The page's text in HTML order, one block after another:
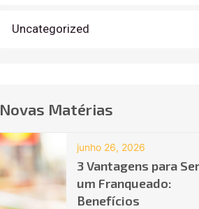
Uncategorized
Novas Matérias
junho 26, 2026
3 Vantagens para Ser
um Franqueado:
Benefícios